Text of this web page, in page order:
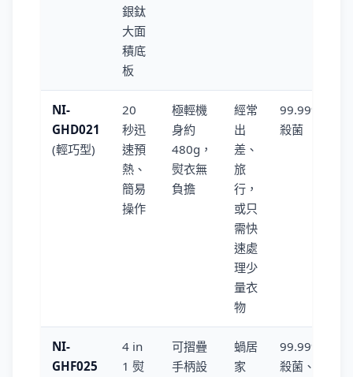
銀鈦
大面
積底
板
NI-
GHD021
(輕巧型)
20
秒迅
速預
熱、
簡易
操作
極輕機
身約
480g，
熨衣無
負擔
經常
出
差、
旅
行，
或只
需快
速處
理少
量衣
物
99.99%
殺菌
NI-
GHF025
4 in
1 熨
可摺疊
手柄設
蝸居
家
99.99%
殺菌、